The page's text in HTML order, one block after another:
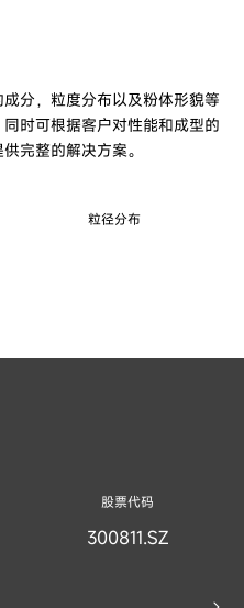
分，粒度分布以及粉体形貌等
时可根据客户对性能和成型的
完整的解决方案。
粒径分布
股票代码
300811.SZ